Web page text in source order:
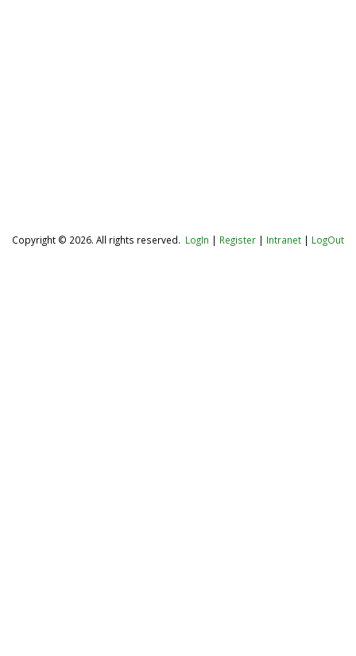
Copyright © 2026. All rights reserved. LogIn | Register | Intranet | LogOut